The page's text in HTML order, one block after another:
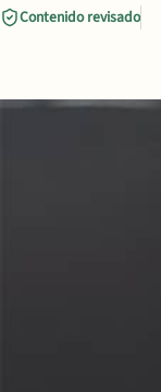
Contenido revisado